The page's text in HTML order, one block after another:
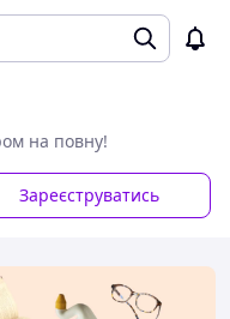
на повну!
Зареєструватись